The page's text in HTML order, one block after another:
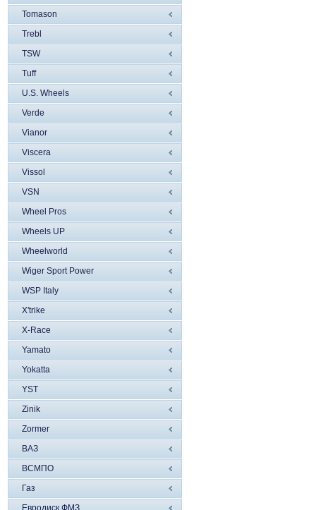
Tomason
Trebl
TSW
Tuff
U.S. Wheels
Verde
Vianor
Viscera
Vissol
VSN
Wheel Pros
Wheels UP
Wheelworld
Wiger Sport Power
WSP Italy
X'trike
X-Race
Yamato
Yokatta
YST
Zinik
Zormer
ВАЗ
ВСМПО
Газ
Евродиск ФМЗ